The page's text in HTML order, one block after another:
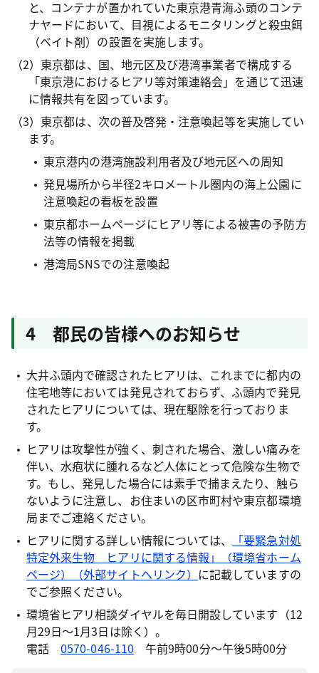
と、コンテナが置かれていた東京港青海ふ頭のコンテ
ナヤードにおいて、目視によるモニタリングと殺虫餌
（ベイト剤）の設置を実施します。
（2）東京都は、国、地元区及び港湾事業者で構成する
「東京港におけるヒアリ等対策連絡会」を通じて迅速
に情報共有を図っています。
（3）東京都は、次の普及啓発・注意喚起等を実施してい
ます。
東京港内の港湾施設利用者及び地元区への周知
発見場所から半径2キロメートル圏内の海上公園に
注意喚起の看板を設置
東京都ホームページにヒアリ等による被害の予防方
法等の情報を掲載
港湾局SNSでの注意喚起
4 都民の皆様へのお知らせ
大井ふ頭内で確認されたヒアリは、これまでに都内の
住宅地等においては発見されておらず、ふ頭内で発見
されたヒアリについては、現在駆除を行っておりま
す。
ヒアリは攻撃性が強く、刺された場合、激しい痛みを
伴い、水疱状に腫れるなど人体にとって危険な生物で
す。もし、発見した場合には素手で捕まえたり、触ら
ないように注意し、お住まいの区市町村や東京都環境
局までご連絡ください。
ヒアリに関する詳しい情報については、
「要緊急対処
特定外来生物 ヒアリに関する情報」（環境省ホーム
ページ）（外部サイトへリンク） に記載していますの
でご参照ください。
環境省ヒアリ相談ダイヤルを毎日開設しています（12
月29日～1月3日は除く）。
電話0570-046-110 午前9時00分～午後5時00分